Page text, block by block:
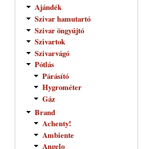
Ajándék
Szivar hamutartó
Szivar öngyújtó
Szivartok
Szivarvágó
Pótlás
Párásító
Hygrométer
Gáz
Brand
Achenty!
Ambiente
Angelo